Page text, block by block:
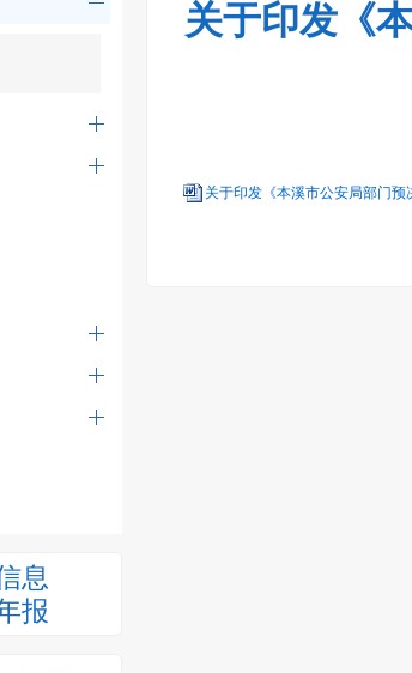
息
报
关于印发《
关于印发《本溪市公安局部门